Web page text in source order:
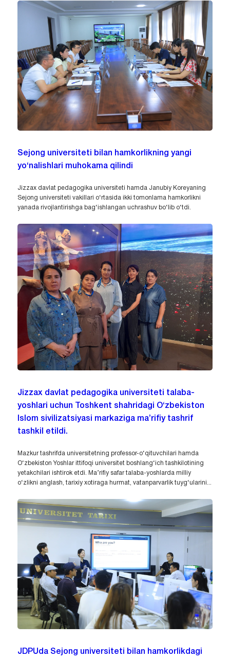
Sejong universiteti bilan hamkorlikning yangi
yo‘nalishlari muhokama qilindi
Jizzax davlat pedagogika universiteti hamda Janubiy Koreyaning
Sejong universiteti vakillari o‘rtasida ikki tomonlama hamkorlikni
yanada rivojlantirishga bag‘ishlangan uchrashuv bo‘lib o‘tdi.
Jizzax davlat pedagogika universiteti talaba-
yoshlari uchun Toshkent shahridagi O‘zbekiston
Islom sivilizatsiyasi markaziga ma’rifiy tashrif
tashkil etildi.
Mazkur tashrifda universitetning professor-o‘qituvchilari hamda
O‘zbekiston Yoshlar ittifoqi universitet boshlang‘ich tashkilotining
yetakchilari ishtirok etdi. Ma’rifiy safar talaba-yoshlarda milliy
o‘zlikni anglash, tarixiy xotiraga hurmat, vatanparvarlik tuyg‘ularini...
JDPUda Sejong universiteti bilan hamkorlikdagi